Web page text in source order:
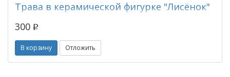
Трава в керамической фигурке "Лисёнок"
300 p
В корзину Отложить